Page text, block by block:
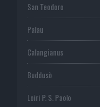
San Teodoro
Palau
Calangianus
Buddusò
Loiri P. S. Paolo